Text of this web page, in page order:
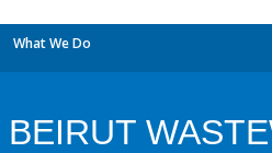
What We Do
BEIRUT